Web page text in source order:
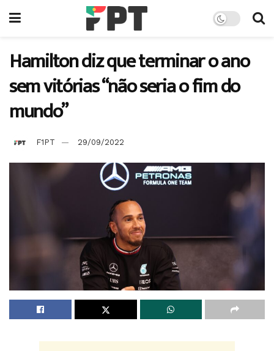
Hamilton diz que terminar o ano
sem vitórias “não seria o fim do
mundo”
F1PT 29/09/2022